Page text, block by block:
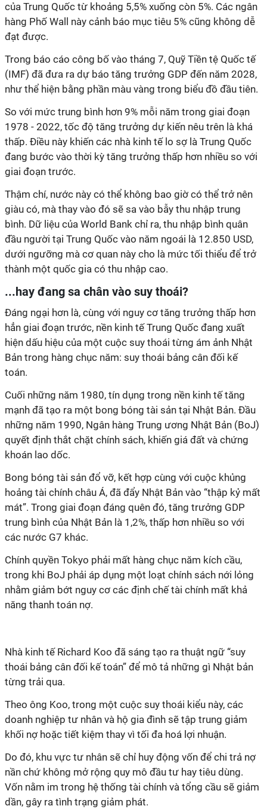
của Trung Quốc từ khoảng 5,5% xuống còn 5%. Các ngân
hàng Phố Wall này cảnh báo mục tiêu 5% cũng không dễ
đạt được.
Trong báo cáo công bố vào tháng 7, Quỹ Tiền tệ Quốc tế
(IMF) đã đưa ra dự báo tăng trưởng GDP đến năm 2028,
như thể hiện bằng phần màu vàng trong biểu đồ đầu tiên.
So với mức trung bình hơn 9% mỗi năm trong giai đoạn
1978 - 2022, tốc độ tăng trưởng dự kiến nêu trên là khá
thấp. Điều này khiến các nhà kinh tế lo sợ là Trung Quốc
đang bước vào thời kỳ tăng trưởng thấp hơn nhiều so với
giai đoạn trước.
Thậm chí, nước này có thể không bao giờ có thể trở nên
giàu có, mà thay vào đó sẽ sa vào bẫy thu nhập trung
bình. Dữ liệu của World Bank chỉ ra, thu nhập bình quân
đầu người tại Trung Quốc vào năm ngoái là 12.850 USD,
dưới ngưỡng mà cơ quan này cho là mức tối thiểu để trở
thành một quốc gia có thu nhập cao.
...hay đang sa chân vào suy thoái?
Đáng ngại hơn là, cùng với nguy cơ tăng trưởng thấp hơn
hẳn giai đoạn trước, nền kinh tế Trung Quốc đang xuất
hiện dấu hiệu của một cuộc suy thoái từng ám ảnh Nhật
Bản trong hàng chục năm: suy thoái bảng cân đối kế
toán.
Cuối những năm 1980, tín dụng trong nền kinh tế tăng
mạnh đã tạo ra một bong bóng tài sản tại Nhật Bản. Đầu
những năm 1990, Ngân hàng Trung ương Nhật Bản (BoJ)
quyết định thắt chặt chính sách, khiến giá đất và chứng
khoán lao dốc.
Bong bóng tài sản đổ vỡ, kết hợp cùng với cuộc khủng
hoảng tài chính châu Á, đã đẩy Nhật Bản vào “thập kỷ mất
mát”. Trong giai đoạn đáng quên đó, tăng trưởng GDP
trung bình của Nhật Bản là 1,2%, thấp hơn nhiều so với
các nước G7 khác.
Chính quyền Tokyo phải mất hàng chục năm kích cầu,
trong khi BoJ phải áp dụng một loạt chính sách nới lỏng
nhằm giảm bớt nguy cơ các định chế tài chính mất khả
năng thanh toán nợ.
Nhà kinh tế Richard Koo đã sáng tạo ra thuật ngữ “suy
thoái bảng cân đối kế toán” để mô tả những gì Nhật bản
từng trải qua.
Theo ông Koo, trong một cuộc suy thoái kiểu này, các
doanh nghiệp tư nhân và hộ gia đình sẽ tập trung giảm
khối nợ hoặc tiết kiệm thay vì tối đa hoá lợi nhuận.
Do đó, khu vực tư nhân sẽ chỉ huy động vốn để chi trả nợ
nần chứ không mở rộng quy mô đầu tư hay tiêu dùng.
Vốn nằm im trong hệ thống tài chính và tổng cầu sẽ giảm
dần, gây ra tình trạng giảm phát.